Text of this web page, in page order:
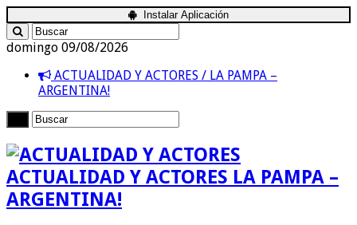
Instalar Aplicación
domingo 09/08/2026
ACTUALIDAD Y ACTORES / LA PAMPA –
ARGENTINA!
ACTUALIDAD Y ACTORES LA PAMPA –
ARGENTINA!